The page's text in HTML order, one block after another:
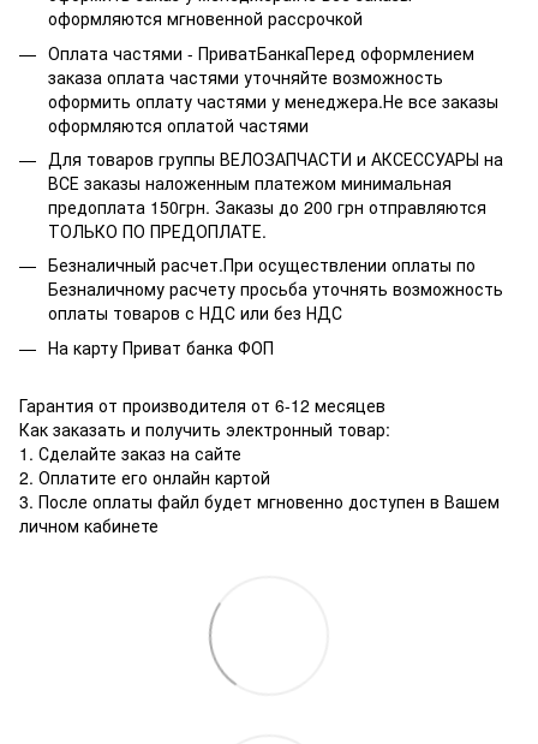
оформляются мгновенной рассрочкой
Оплата частями - ПриватБанкаПеред оформлением
заказа оплата частями уточняйте возможность
оформить оплату частями у менеджера.Не все заказы
оформляются оплатой частями
Для товаров группы ВЕЛОЗАПЧАСТИ и АКСЕССУАРЫ на
ВСЕ заказы наложенным платежом минимальная
предоплата 150грн. Заказы до 200 грн отправляются
ТОЛЬКО ПО ПРЕДОПЛАТЕ.
Безналичный расчет.При осуществлении оплаты по
Безналичному расчету просьба уточнять возможность
оплаты товаров с НДС или без НДС
На карту Приват банка ФОП
Гарантия от производителя от 6-12 месяцев
Как заказать и получить электронный товар:
1. Сделайте заказ на сайте
2. Оплатите его онлайн картой
3. После оплаты файл будет мгновенно доступен в Вашем
личном кабинете